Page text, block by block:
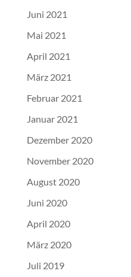
Juni 2021
Mai 2021
April 2021
März 2021
Februar 2021
Januar 2021
Dezember 2020
November 2020
August 2020
Juni 2020
April 2020
März 2020
Juli 2019